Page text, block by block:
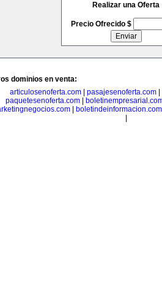
Realizar una Oferta
Precio Ofrecido $
dominios en venta:
articulosenoferta.com
pasajesenoferta.com
paquetesenoferta.com|
boletindeinformacion.com